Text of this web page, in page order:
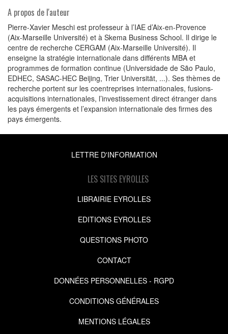
A propos de l'auteur
Pierre-Xavier Meschi est professeur à l’IAE d’Aix-en-Provence
(Aix-Marseille Université) et à Skema Business School. Il dirige le
centre de recherche CERGAM (Aix-Marseille Université). Il
enseigne la stratégie internationale dans différents MBA et
programmes de formation continue (Universidade de São Paulo,
EDHEC, SASAC-HEC Beijing, Trier Universität, ...). Ses thèmes de
recherche portent sur les coentreprises internationales, fusions-
acquisitions internationales, l’investissement direct étranger dans
les pays émergents et l’expansion internationale des firmes des
pays émergents.
LETTRE D'INFORMATION
LES SITES EYROLLES
LIBRAIRIE EYROLLES
EDITIONS EYROLLES
QUESTIONS PHOTO
CONTACT
DONNÉES PERSONNELLES - RGPD
CONDITIONS GÉNÉRALES
MENTIONS LÉGALES